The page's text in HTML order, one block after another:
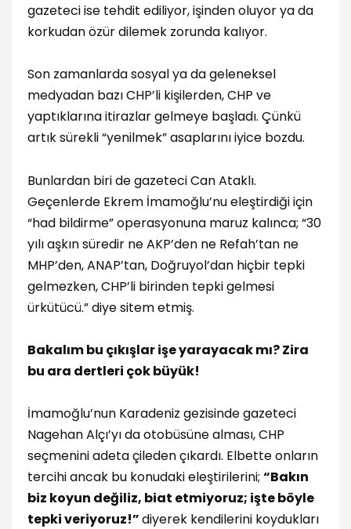
gazeteci ise tehdit ediliyor, işinden oluyor ya da
korkudan özür dilemek zorunda kalıyor.
Son zamanlarda sosyal ya da geleneksel
medyadan bazı CHP’li kişilerden, CHP ve
yaptıklarına itirazlar gelmeye başladı. Çünkü
artık sürekli “yenilmek” asaplarını iyice bozdu.
Bunlardan biri de gazeteci Can Ataklı.
Geçenlerde Ekrem İmamoğlu’nu eleştirdiği için
“had bildirme” operasyonuna maruz kalınca; “30
yılı aşkın süredir ne AKP’den ne Refah’tan ne
MHP’den, ANAP’tan, Doğruyol’dan hiçbir tepki
gelmezken, CHP’li birinden tepki gelmesi
ürkütücü.” diye sitem etmiş.
Bakalım bu çıkışlar işe yarayacak mı? Zira
bu ara dertleri çok büyük!
İmamoğlu’nun Karadeniz gezisinde gazeteci
Nagehan Alçı’yı da otobüsüne alması, CHP
seçmenini adeta çileden çıkardı. Elbette onların
tercihi ancak bu konudaki eleştirilerini; “Bakın
biz koyun değiliz, biat etmiyoruz; işte böyle
tepki veriyoruz!”diyerek kendilerini koydukları